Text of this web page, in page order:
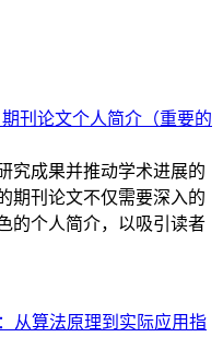
期刊论文个人简介（重要的
究成果并推动学术进展的
期刊论文不仅需要深入的
的个人简介，以吸引读者
从算法原理到实际应用指